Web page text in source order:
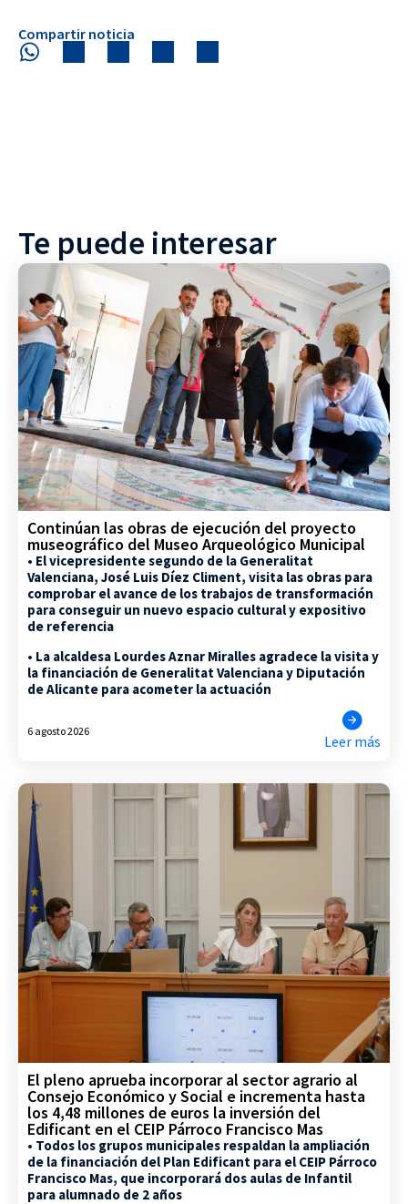
Compartir noticia
Te puede interesar
Continúan las obras de ejecución del proyecto
museográfico del Museo Arqueológico Municipal
• El vicepresidente segundo de la Generalitat
Valenciana, José Luis Díez Climent, visita las obras para
comprobar el avance de los trabajos de transformación
para conseguir un nuevo espacio cultural y expositivo
de referencia
• La alcaldesa Lourdes Aznar Miralles agradece la visita y
la financiación de Generalitat Valenciana y Diputación
de Alicante para acometer la actuación
6 agosto 2026
Leer más
El pleno aprueba incorporar al sector agrario al
Consejo Económico y Social e incrementa hasta
los 4,48 millones de euros la inversión del
Edificant en el CEIP Párroco Francisco Mas
• Todos los grupos municipales respaldan la ampliación
de la financiación del Plan Edificant para el CEIP Párroco
Francisco Mas, que incorporará dos aulas de Infantil
para alumnado de 2 años